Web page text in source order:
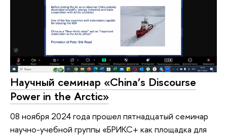
Научный семинар «China’s Discourse
Power in the Arctic»
08 ноября 2024 года прошел пятнадцатый семинар
научно-учебной группы «БРИКС+ как площадка для